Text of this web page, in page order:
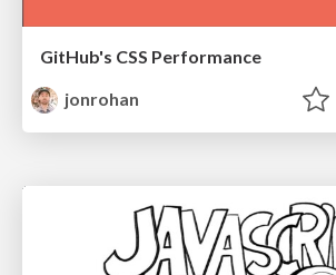
GitHub's CSS Performance
jonrohan